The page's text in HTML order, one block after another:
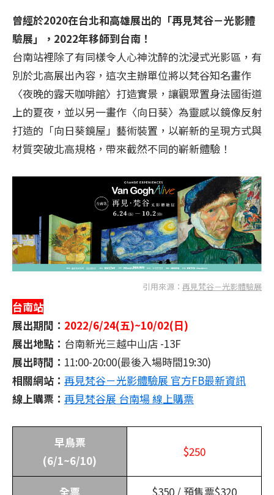
曾經於2020在台北和高雄展出的「再見梵谷－光影體
驗展」，2022年移師到台南！
台南站裡除了有同樣令人心神沈醉的沈浸式光影區，有
別於北高展出內容，這次主辦單位將以梵谷知名畫作
〈夜晚的露天咖啡館〉打造實景，讓觀眾置身法國街道
上的夏夜，並以另一畫作〈向日葵〉為靈感以鏡像反射
打造的「向日葵鏡屋」藝術裝置，以嶄新的呈現方式與
材質突破北高規格，帶來截然不同的嶄新體驗！
引用來源： 再見梵谷－光影體驗展
台南站
展出期間： 2022/6/24(五)~10/02(日)
展出地點： 台南新光三越中山店 -13F
展出時間： 11:00-20:00(最後入場時間19:30)
相關網站： 再見梵谷－光影體驗展 官方FB最新資訊
線上購票： 再見梵谷展 台南場 線上購票
早鳥票
(6/1~6/10)
$250
全票 $350 / 預售票$320